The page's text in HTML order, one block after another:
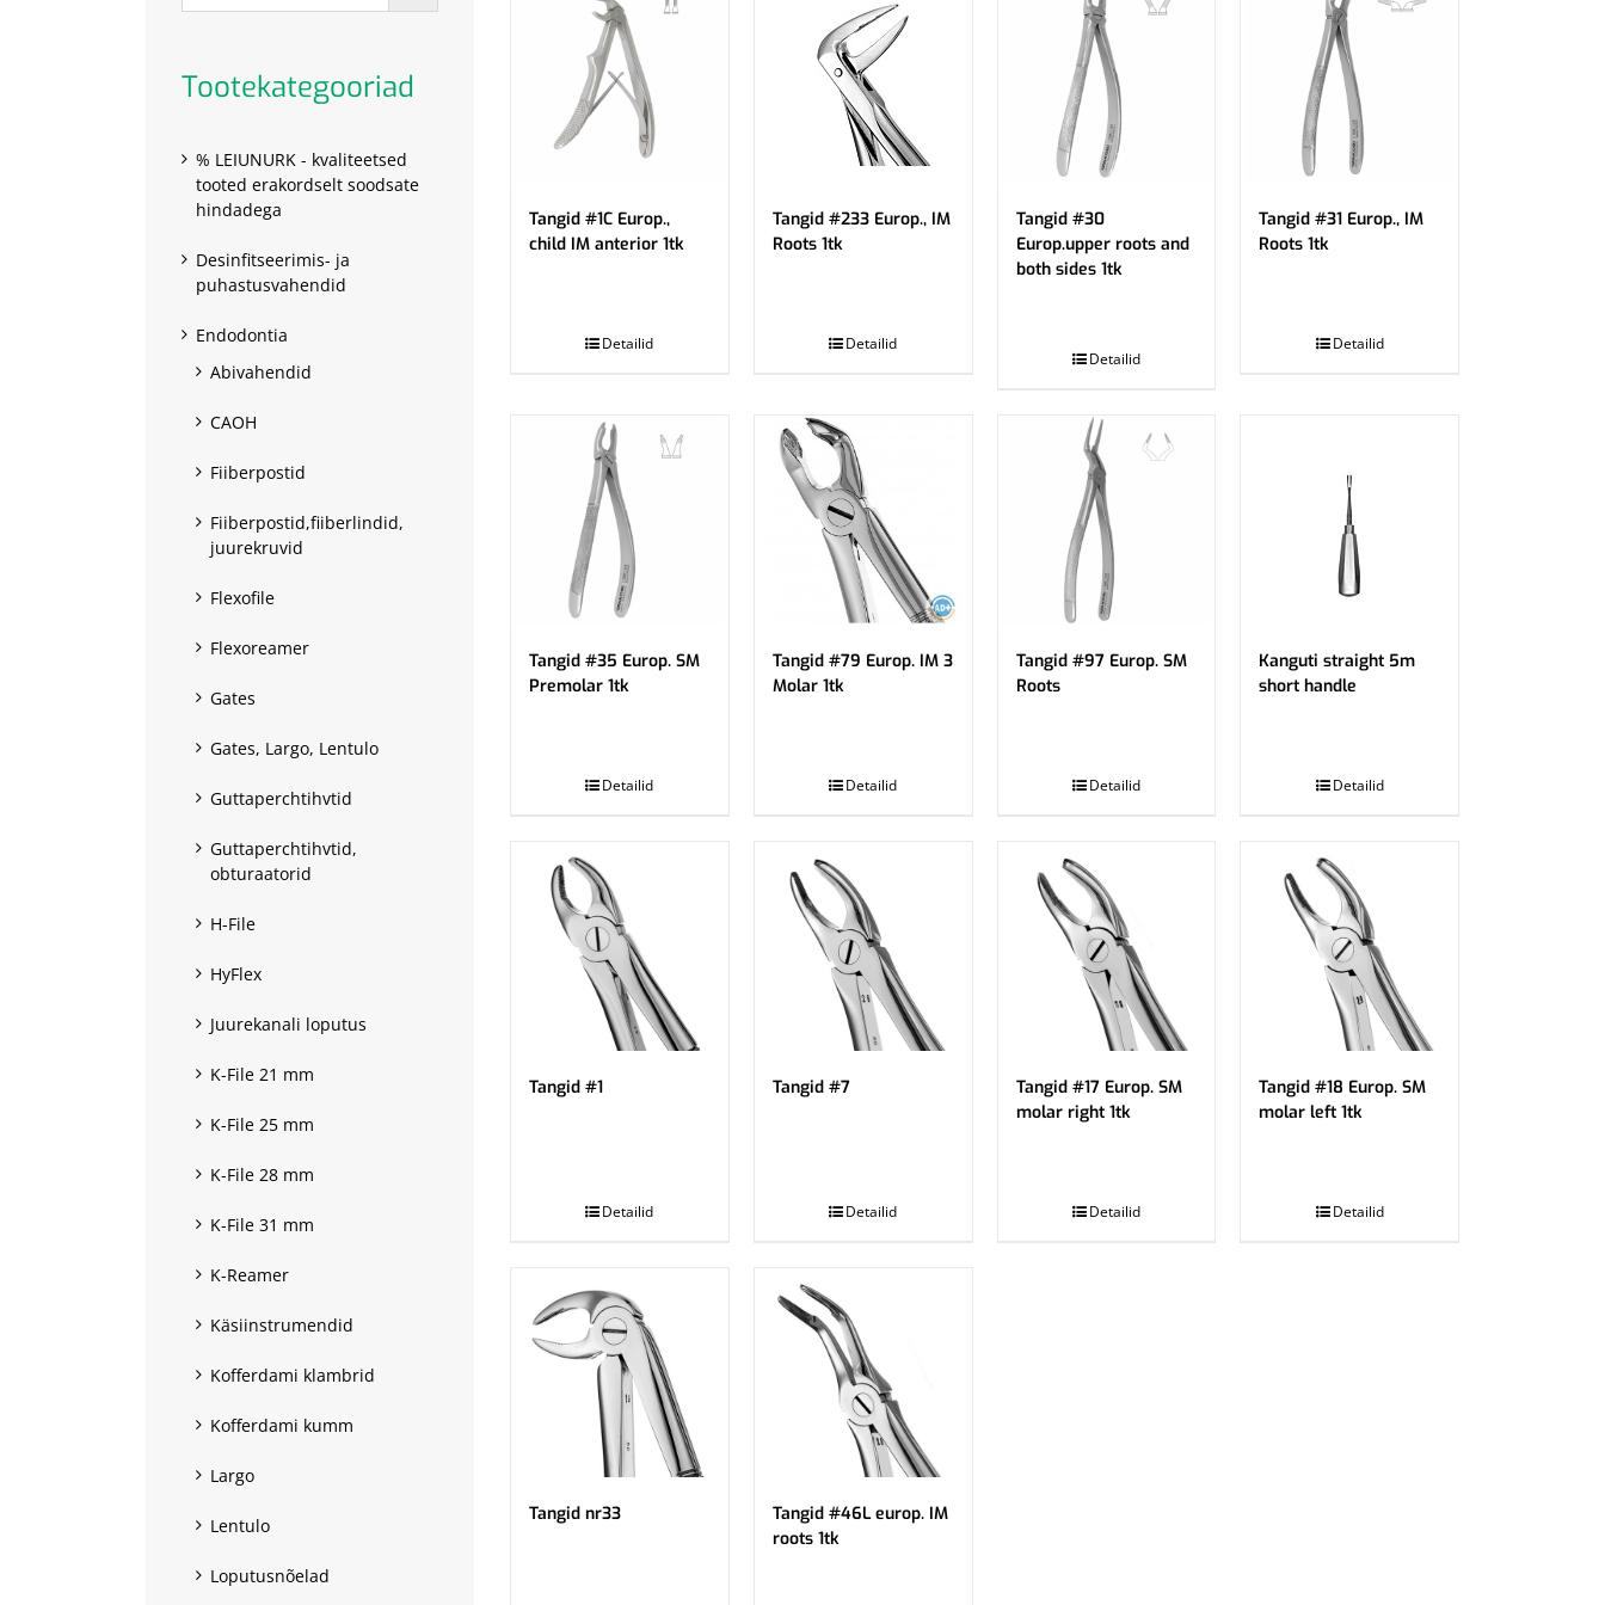
Tootekategooriad
% LEIUNURK - kvaliteetsed
tooted erakordselt soodsate
hindadega
Desinfitseerimis- ja
puhastusvahendid
Endodontia
Abivahendid
CAOH
Fiiberpostid
Fiiberpostid,fiiberlindid,
juurekruvid
Flexofile
Flexoreamer
Gates
Gates, Largo, Lentulo
Guttaperchtihvtid
Guttaperchtihvtid,
obturaatorid
H-File
HyFlex
Juurekanali loputus
K-File 21 mm
K-File 25 mm
K-File 28 mm
K-File 31 mm
K-Reamer
Käsiinstrumendid
Kofferdami klambrid
Kofferdami kumm
Largo
Lentulo
Loputusnõelad
Tangid #1C Europ.,
child IM anterior 1tk
Detailid
Tangid #233 Europ., IM
Roots 1tk
Detailid
Tangid #30
Europ.upper roots and
both sides 1tk
Detailid
Tangid #31 Europ., IM
Roots 1tk
Detailid
Tangid #35 Europ. SM
Premolar 1tk
Detailid
Tangid #79 Europ. IM 3
Molar 1tk
Detailid
Tangid #97 Europ. SM
Roots
Detailid
Kanguti straight 5m
short handle
Detailid
Tangid #1
Detailid
Tangid #7
Detailid
Tangid #17 Europ. SM
molar right 1tk
Detailid
Tangid #18 Europ. SM
molar left 1tk
Detailid
Tangid nr33
Tangid #46L europ. IM
roots 1tk